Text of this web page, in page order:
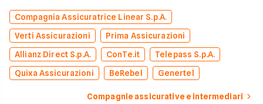
Compagnia Assicuratrice Linear S.p.A.
Verti Assicurazioni
Prima Assicurazioni
Allianz Direct S.p.A.
ConTe.it
Telepass S.p.A.
Quixa Assicurazioni
BeRebel Genertel
Compagnie assicurative e intermediari